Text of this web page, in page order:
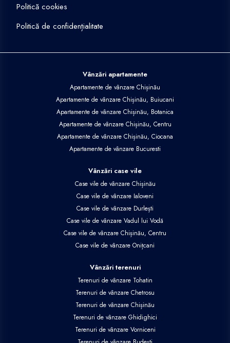
Politică cookies
Politică de confidențialitate
Vânzări apartamente
Apartamente de vânzare Chișinău
Apartamente de vânzare Chișinău, Buiucani
Apartamente de vânzare Chișinău, Botanica
Apartamente de vânzare Chișinău, Centru
Apartamente de vânzare Chișinău, Ciocana
Apartamente de vânzare Bucuresti
Vânzări case vile
Case vile de vânzare Chișinău
Case vile de vânzare Ialoveni
Case vile de vânzare Durlești
Case vile de vânzare Vadul lui Vodă
Case vile de vânzare Chișinău, Centru
Case vile de vânzare Onițcani
Vânzări terenuri
Terenuri de vânzare Tohatin
Terenuri de vânzare Chetrosu
Terenuri de vânzare Chișinău
Terenuri de vânzare Ghidighici
Terenuri de vânzare Vorniceni